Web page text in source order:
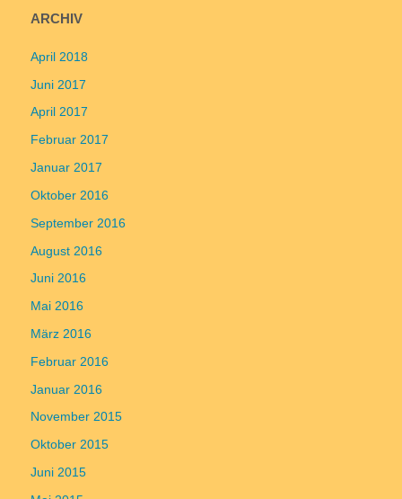
ARCHIV
April 2018
Juni 2017
April 2017
Februar 2017
Januar 2017
Oktober 2016
September 2016
August 2016
Juni 2016
Mai 2016
März 2016
Februar 2016
Januar 2016
November 2015
Oktober 2015
Juni 2015